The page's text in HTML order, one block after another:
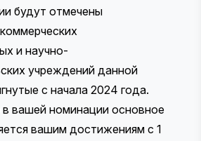
будут отмечены
и научно-
учреждений данной
с начала 2024 года.
в вашей номинации основное
вашим достижениям с 1